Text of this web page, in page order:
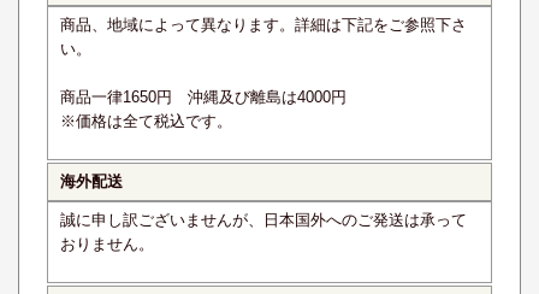
商品、地域によって異なります。詳細は下記をご参照下さ
い。
商品一律1650円 沖縄及び離島は4000円
※価格は全て税込です。
海外配送
誠に申し訳ございませんが、日本国外へのご発送は承って
おりません。